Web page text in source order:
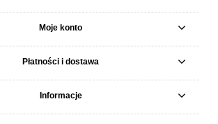
Moje konto
Płatności i dostawa
Informacje